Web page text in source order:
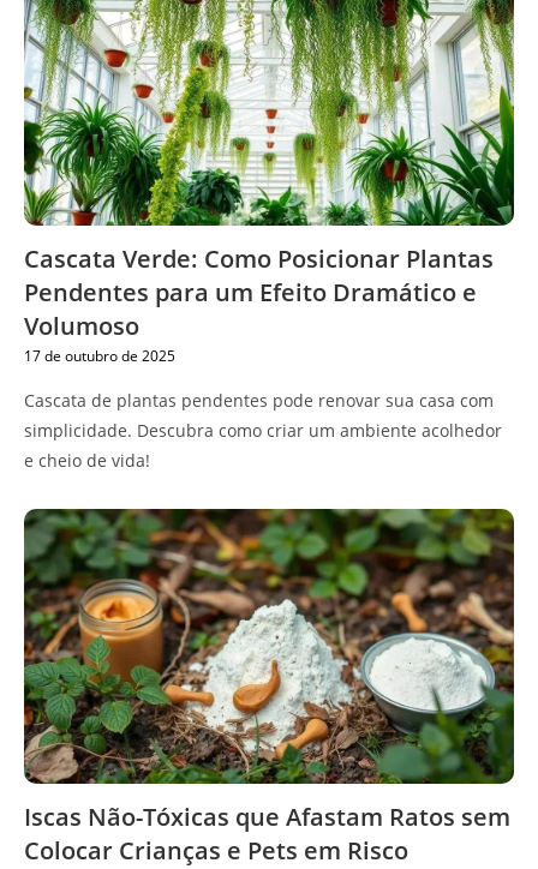
Cascata Verde: Como Posicionar Plantas
Pendentes para um Efeito Dramático e
Volumoso
17 de outubro de 2025
Cascata de plantas pendentes pode renovar sua casa com
simplicidade. Descubra como criar um ambiente acolhedor
e cheio de vida!
Iscas Não-Tóxicas que Afastam Ratos sem
Colocar Crianças e Pets em Risco